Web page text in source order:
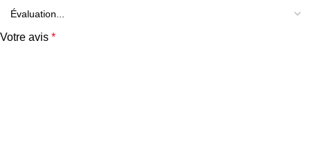
Votre avis *